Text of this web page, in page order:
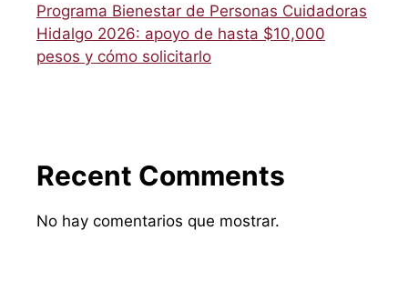
Programa Bienestar de Personas Cuidadoras
Hidalgo 2026: apoyo de hasta $10,000
pesos y cómo solicitarlo
Recent Comments
No hay comentarios que mostrar.